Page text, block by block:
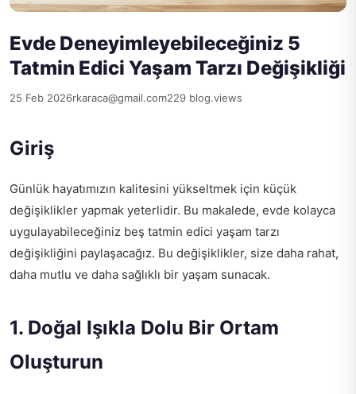
Evde Deneyimleyebileceğiniz 5
Tatmin Edici Yaşam Tarzı Değişikliği
25 Feb 2026rkaraca@gmail.com229 blog.views
Giriş
Günlük hayatımızın kalitesini yükseltmek için küçük
değişiklikler yapmak yeterlidir. Bu makalede, evde kolayca
uygulayabileceğiniz beş tatmin edici yaşam tarzı
değişikliğini paylaşacağız. Bu değişiklikler, size daha rahat,
daha mutlu ve daha sağlıklı bir yaşam sunacak.
1. Doğal Işıkla Dolu Bir Ortam
Oluşturun